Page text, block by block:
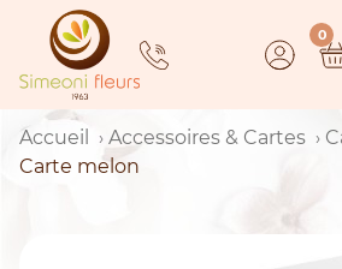
content
0
Accueil Accessoires & Cartes
Carte melon